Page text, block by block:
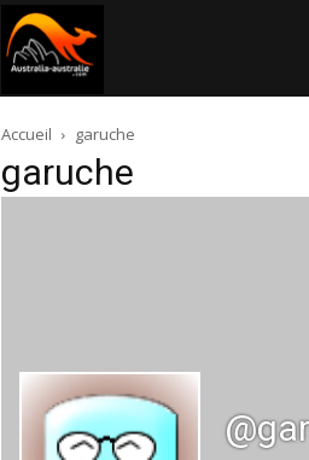
australie.com
Accueil garuche
garuche